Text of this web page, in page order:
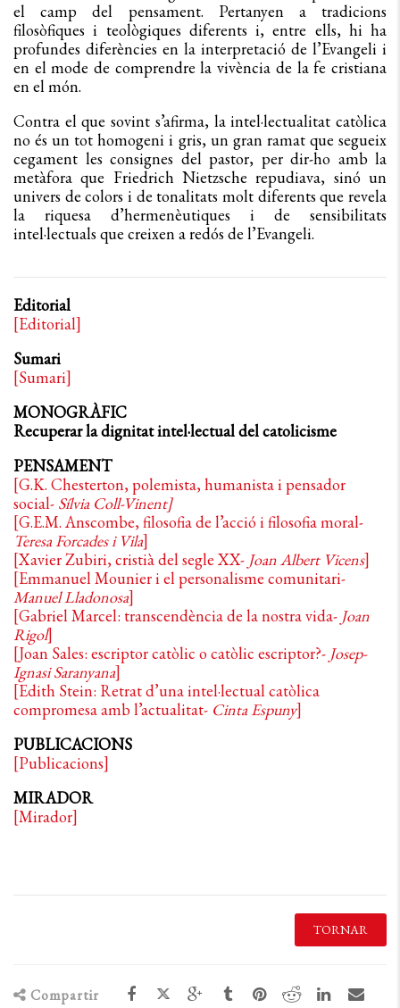
el camp del pensament. Pertanyen a tradicions
filosòfiques i teològiques diferents i, entre ells, hi ha
profundes diferències en la interpretació de l’Evangeli i
en el mode de comprendre la vivència de la fe cristiana
en el món.
Contra el que sovint s’afirma, la intel·lectualitat catòlica
no és un tot homogeni i gris, un gran ramat que segueix
cegament les consignes del pastor, per dir-ho amb la
metàfora que Friedrich Nietzsche repudiava, sinó un
univers de colors i de tonalitats molt diferents que revela
la riquesa d’hermenèutiques i de sensibilitats
intel·lectuals que creixen a redós de l’Evangeli.
Editorial
[Editorial]
Sumari
[Sumari]
MONOGRÀFIC
Recuperar la dignitat intel·lectual del catolicisme
PENSAMENT
[G.K. Chesterton, polemista, humanista i pensador
social- Sílvia Coll-Vinent]
[G.E.M. Anscombe, filosofia de l’acció i filosofia moral-
Teresa Forcades i Vila]
[Xavier Zubiri, cristià del segle XX- Joan Albert Vicens]
[Emmanuel Mounier i el personalisme comunitari-
Manuel Lladonosa]
[Gabriel Marcel: transcendència de la nostra vida- Joan
Rigol]
[Joan Sales: escriptor catòlic o catòlic escriptor?- Josep-
Ignasi Saranyana]
[Edith Stein: Retrat d’una intel·lectual catòlica
compromesa amb l’actualitat- Cinta Espuny]
PUBLICACIONS
[Publicacions]
MIRADOR
[Mirador]
TORNAR
Compartir